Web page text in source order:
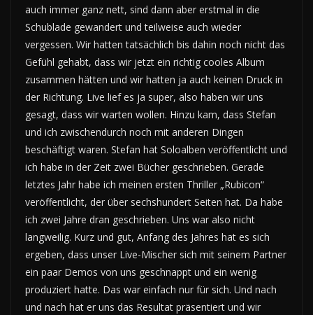
auch immer ganz nett, sind dann aber erstmal in die
Schublade gewandert und teilweise auch wieder
vergessen. Wir hatten tatsächlich bis dahin noch nicht das
Gefühl gehabt, dass wir jetzt ein richtig cooles Album
zusammen hätten und wir hatten ja auch keinen Druck in
der Richtung. Live lief es ja super, also haben wir uns
gesagt, dass wir warten wollen. Hinzu kam, dass Stefan
und ich zwischendurch noch mit anderen Dingen
beschäftigt waren. Stefan hat Soloalben veröffentlicht und
ich habe in der Zeit zwei Bücher geschrieben. Gerade
letztes Jahr habe ich meinen ersten Thriller „Rubicon“
veröffentlicht, der über sechshundert Seiten hat. Da habe
ich zwei Jahre dran geschrieben. Uns war also nicht
langweilig. Kurz und gut, Anfang des Jahres hat es sich
ergeben, dass unser Live-Mischer sich mit seinem Partner
ein paar Demos von uns geschnappt und ein wenig
produziert hatte. Das war einfach nur für sich. Und nach
und nach hat er uns das Resultat präsentiert und wir